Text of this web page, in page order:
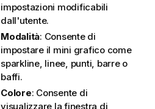
impostazioni modificabili
dall'utente.
Modalità: Consente di
impostare il mini grafico come
sparkline, linee, punti, barre o
baffi.
Colore: Consente di
visualizzare la finestra di